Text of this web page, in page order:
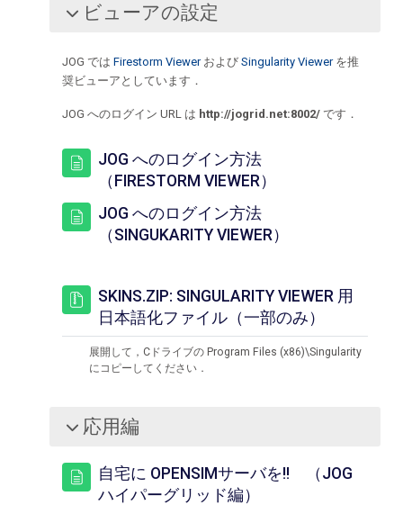
折りたたむ
ビューアの設定
JOG では Firestorm Viewerおよび Singularity Viewerを推
奨ビューアとしています．
JOG へのログイン URL は http://jogrid.net:8002/ です．
JOG へのログイン方法
（FIRESTORM VIEWER）
JOG へのログイン方法
（SINGUKARITY VIEWER）
SKINS.ZIP: SINGULARITY VIEWER 用
日本語化ファイル（一部のみ）
展開して，Cドライブの Program Files (x86)\Singularity
にコピーしてください．
折りたたむ
応用編
自宅に OPENSIMサーバを!! （JOG
ハイパーグリッド編）